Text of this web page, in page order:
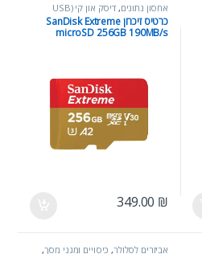
אחסון נתונים, דיסק און קי (USB
Flash Drive)
, כללי,כרטיסי
microSD
כרטיס זיכרון SanDisk Extreme
microSD 256GB 190MB/s
349.00 ₪
אביזרים לסלולר, כיסויים ומגני מסך,